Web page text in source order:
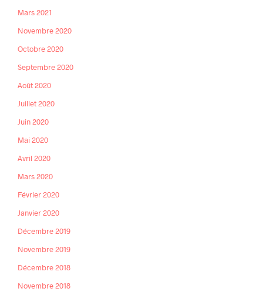
Mars 2021
Novembre 2020
Octobre 2020
Septembre 2020
Août 2020
Juillet 2020
Juin 2020
Mai 2020
Avril 2020
Mars 2020
Février 2020
Janvier 2020
Décembre 2019
Novembre 2019
Décembre 2018
Novembre 2018